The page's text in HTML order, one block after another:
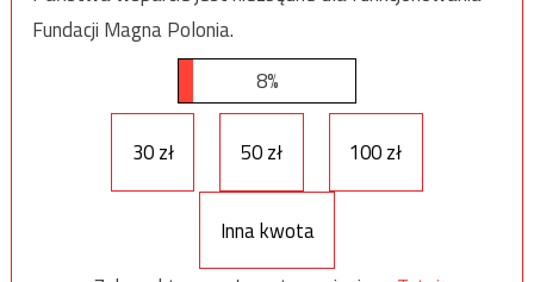
Fundacji Magna Polonia.
8%
30 zł 50 zł 100 zł
Inna kwota